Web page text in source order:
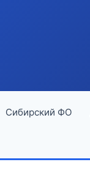
Сибирский ФО